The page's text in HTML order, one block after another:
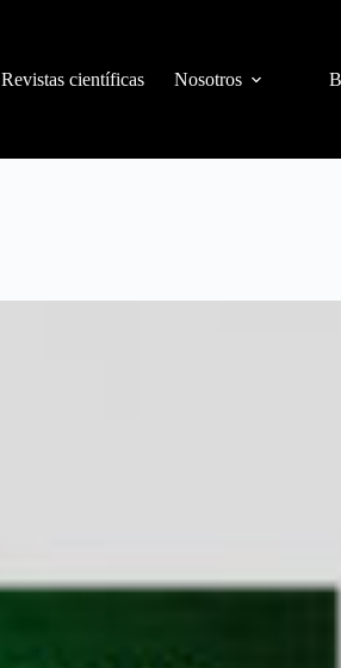
Revistas científicas Nosotros